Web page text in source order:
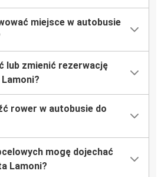
miejsce w autobusie
lub zmienić rezerwację
rower w autobusie do
mogę dojechać
Lamoni?